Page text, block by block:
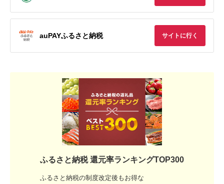
auPAYふるさと納税 サイトに行く
ふるさと納税 還元率ランキングTOP300
ふるさと納税の制度改定後もお得な